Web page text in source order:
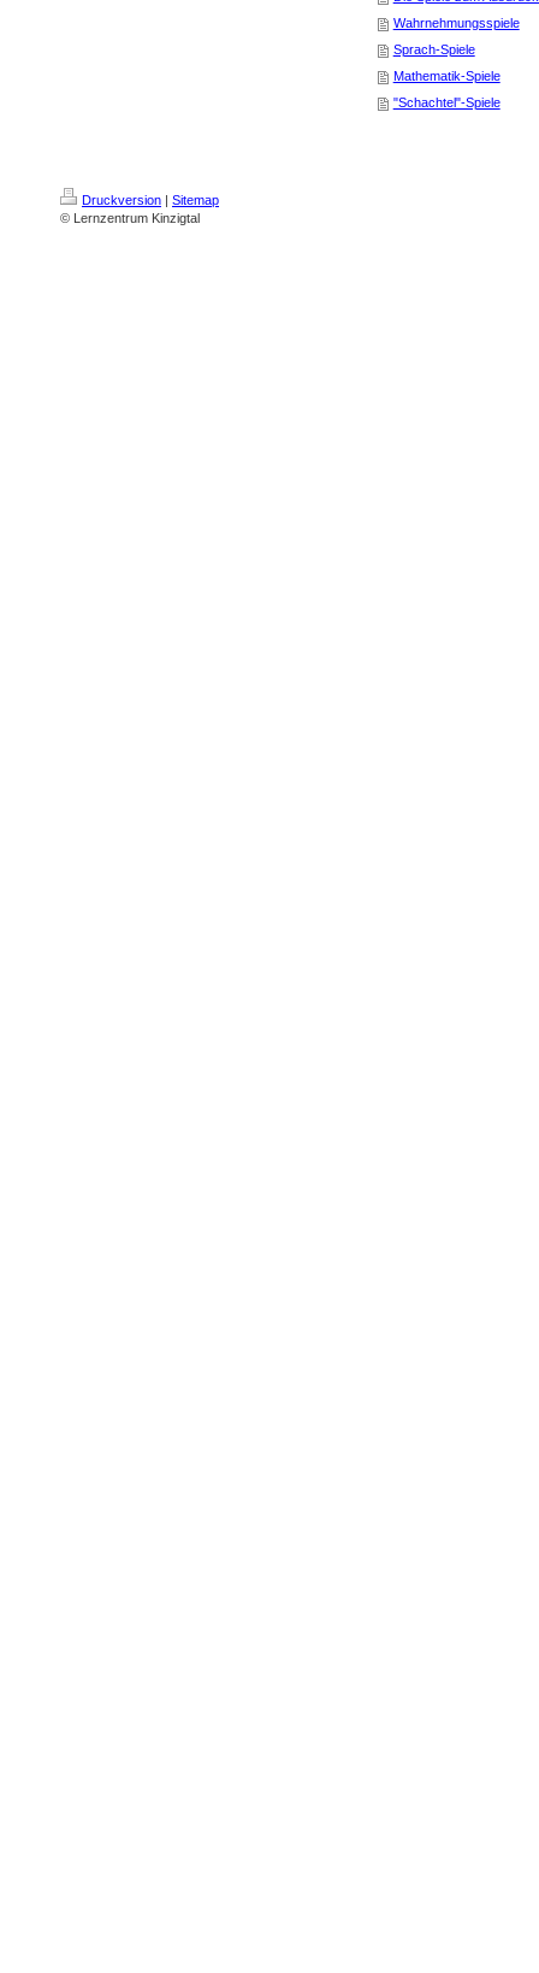
Wahrnehmungsspiele
Sprach-Spiele
Mathematik-Spiele
"Schachtel"-Spiele
Druckversion | Sitemap
© Lernzentrum Kinzigtal